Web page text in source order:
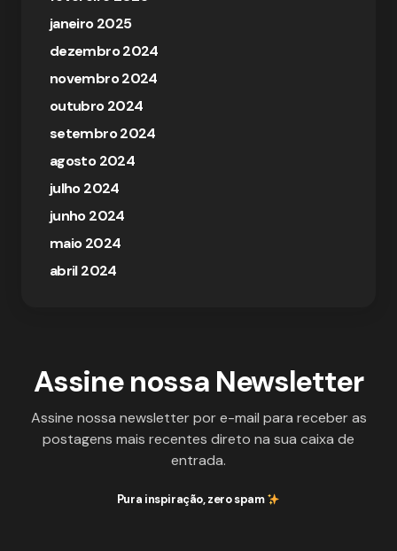
janeiro 2025
dezembro 2024
novembro 2024
outubro 2024
setembro 2024
agosto 2024
julho 2024
junho 2024
maio 2024
abril 2024
Assine nossa Newsletter
Assine nossa newsletter por e-mail para receber as
postagens mais recentes direto na sua caixa de
entrada.
Pura inspiração, zero spam